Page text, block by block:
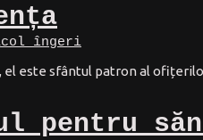
îngeri
el este sfântul patron al
pentru